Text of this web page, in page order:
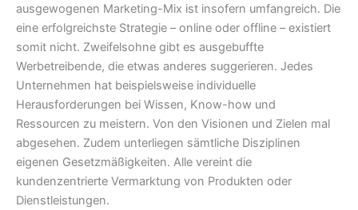
ausgewogenen Marketing-Mix ist insofern umfangreich. Die
eine erfolgreichste Strategie – online oder offline – existiert
somit nicht. Zweifelsohne gibt es ausgebuffte
Werbetreibende, die etwas anderes suggerieren. Jedes
Unternehmen hat beispielsweise individuelle
Herausforderungen bei Wissen, Know-how und
Ressourcen zu meistern. Von den Visionen und Zielen mal
abgesehen. Zudem unterliegen sämtliche Disziplinen
eigenen Gesetzmäßigkeiten. Alle vereint die
kundenzentrierte Vermarktung von Produkten oder
Dienstleistungen.